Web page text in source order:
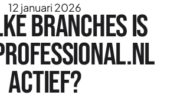
12 januari 2026
branches is
actief?